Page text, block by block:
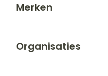
Merken
Organisaties